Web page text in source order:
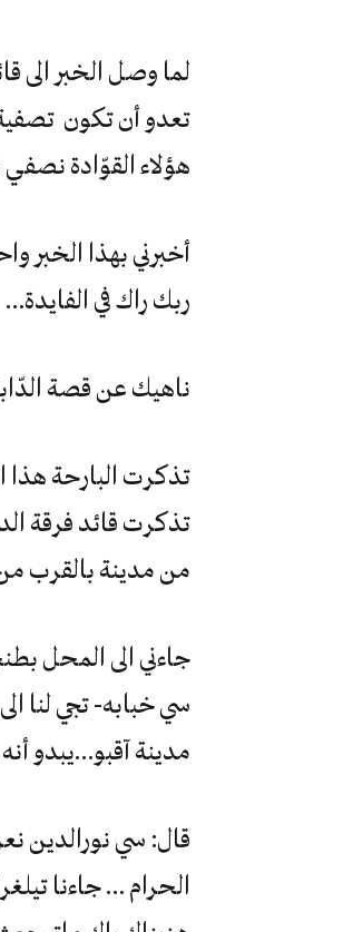
لما وصل الخبر الى
تعدو أن تكون
هؤلاء القوّادة
أخبرني بهذا الخبر
ربك راك في الفايدة…
ناهيك عن قصة
تذكرت البارحة هذا
تذكرت قائد فرقة
من مدينة بالقرب
سي خبابه- تجي لنا
مدينة آقبو…يبدو
قال: سي نورالدين
الحرام … جاءنا